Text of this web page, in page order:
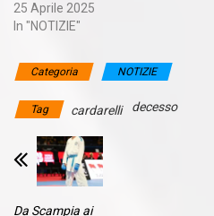
25 Aprile 2025
In "NOTIZIE"
Categoria NOTIZIE
Tag cardarelli decesso
Da Scampia ai